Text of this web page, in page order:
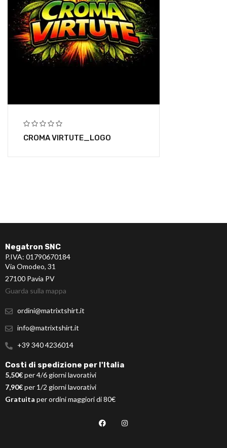
CROMA VIRTUTE_LOGO
Negatron SNC
P.IVA: 01790670184
Via Omodeo, 31
27100 Pavia PV
Guarda sulla mappa
ordini@matrixtshirt.it
info@matrixtshirt.it
+39 340 4236014
Costi di spedizione per l'Italia
5,50€per 4/6 giorni lavorativi
7,90€per 1/2 giorni lavorativi
Gratuita per ordini maggiori di 80€